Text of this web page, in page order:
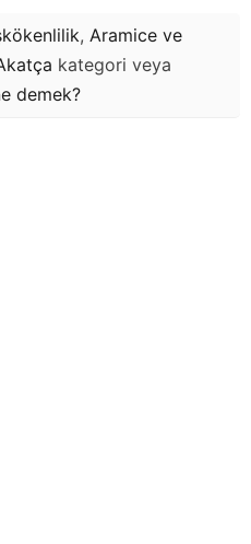
, Aramice ve
kategori veya
demek?